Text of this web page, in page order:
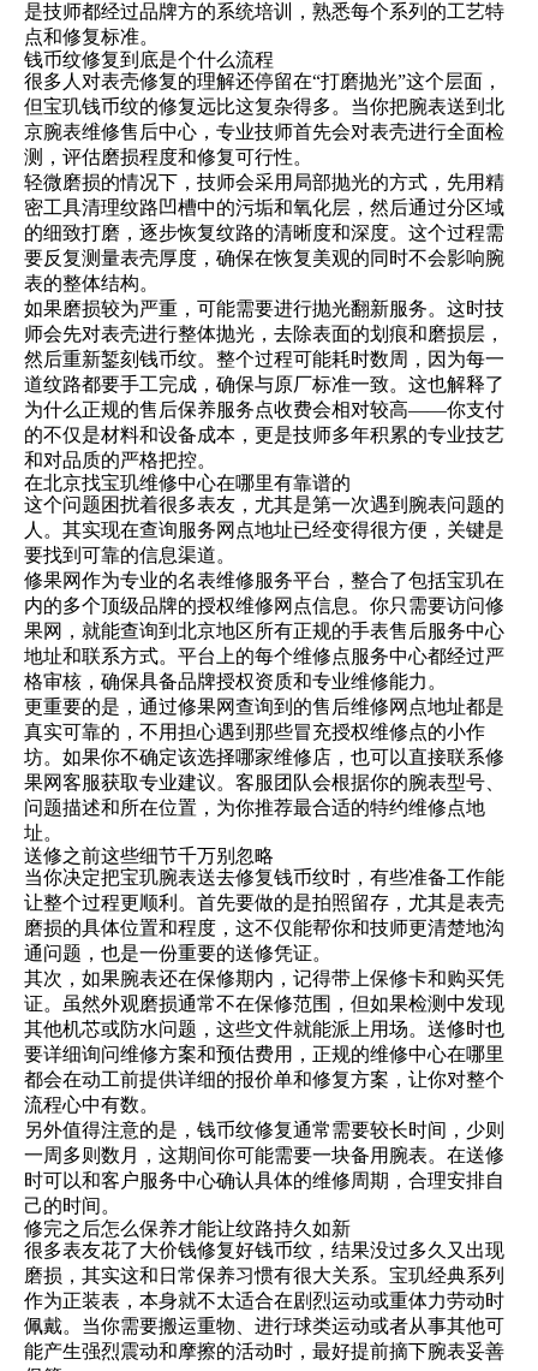
是技师都经过品牌方的系统培训，熟悉每个系列的工艺特
点和修复标准。
钱币纹修复到底是个什么流程
很多人对表壳修复的理解还停留在“打磨抛光”这个层面，
但宝玑钱币纹的修复远比这复杂得多。当你把腕表送到北
京腕表维修售后中心，专业技师首先会对表壳进行全面检
测，评估磨损程度和修复可行性。
轻微磨损的情况下，技师会采用局部抛光的方式，先用精
密工具清理纹路凹槽中的污垢和氧化层，然后通过分区域
的细致打磨，逐步恢复纹路的清晰度和深度。这个过程需
要反复测量表壳厚度，确保在恢复美观的同时不会影响腕
表的整体结构。
如果磨损较为严重，可能需要进行抛光翻新服务。这时技
师会先对表壳进行整体抛光，去除表面的划痕和磨损层，
然后重新錾刻钱币纹。整个过程可能耗时数周，因为每一
道纹路都要手工完成，确保与原厂标准一致。这也解释了
为什么正规的售后保养服务点收费会相对较高——你支付
的不仅是材料和设备成本，更是技师多年积累的专业技艺
和对品质的严格把控。
在北京找宝玑维修中心在哪里有靠谱的
这个问题困扰着很多表友，尤其是第一次遇到腕表问题的
人。其实现在查询服务网点地址已经变得很方便，关键是
要找到可靠的信息渠道。
修果网作为专业的名表维修服务平台，整合了包括宝玑在
内的多个顶级品牌的授权维修网点信息。你只需要访问修
果网，就能查询到北京地区所有正规的手表售后服务中心
地址和联系方式。平台上的每个维修点服务中心都经过严
格审核，确保具备品牌授权资质和专业维修能力。
更重要的是，通过修果网查询到的售后维修网点地址都是
真实可靠的，不用担心遇到那些冒充授权维修点的小作
坊。如果你不确定该选择哪家维修店，也可以直接联系修
果网客服获取专业建议。客服团队会根据你的腕表型号、
问题描述和所在位置，为你推荐最合适的特约维修点地
址。
送修之前这些细节千万别忽略
当你决定把宝玑腕表送去修复钱币纹时，有些准备工作能
让整个过程更顺利。首先要做的是拍照留存，尤其是表壳
磨损的具体位置和程度，这不仅能帮你和技师更清楚地沟
通问题，也是一份重要的送修凭证。
其次，如果腕表还在保修期内，记得带上保修卡和购买凭
证。虽然外观磨损通常不在保修范围，但如果检测中发现
其他机芯或防水问题，这些文件就能派上用场。送修时也
要详细询问维修方案和预估费用，正规的维修中心在哪里
都会在动工前提供详细的报价单和修复方案，让你对整个
流程心中有数。
另外值得注意的是，钱币纹修复通常需要较长时间，少则
一周多则数月，这期间你可能需要一块备用腕表。在送修
时可以和客户服务中心确认具体的维修周期，合理安排自
己的时间。
修完之后怎么保养才能让纹路持久如新
很多表友花了大价钱修复好钱币纹，结果没过多久又出现
磨损，其实这和日常保养习惯有很大关系。宝玑经典系列
作为正装表，本身就不太适合在剧烈运动或重体力劳动时
佩戴。当你需要搬运重物、进行球类运动或者从事其他可
能产生强烈震动和摩擦的活动时，最好提前摘下腕表妥善